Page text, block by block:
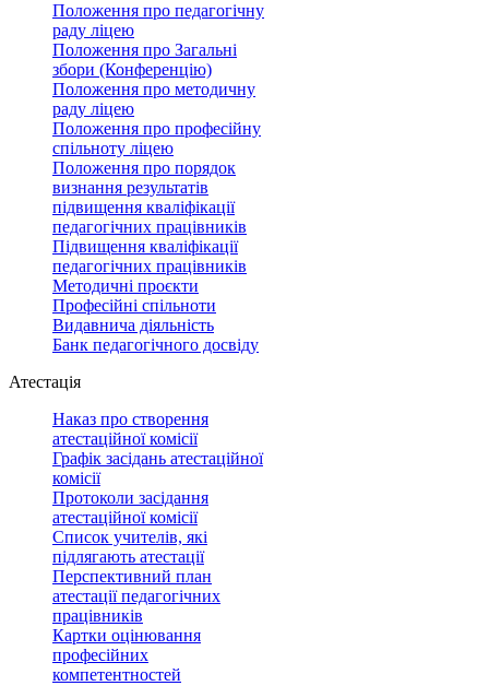
Положення про педагогічну
раду ліцею
Положення про Загальні
збори (Конференцію)
Положення про методичну
раду ліцею
Положення про професійну
спільноту ліцею
Положення про порядок
визнання результатів
підвищення кваліфікації
педагогічних працівників
Підвищення кваліфікації
педагогічних працівників
Методичні проєкти
Професійні спільноти
Видавнича діяльність
Банк педагогічного досвіду
Атестація
Наказ про створення
атестаційної комісії
Графік засідань атестаційної
комісії
Протоколи засідання
атестаційної комісії
Список учителів, які
підлягають атестації
Перспективний план
атестації педагогічних
працівників
Картки оцінювання
професійних
компетентностей